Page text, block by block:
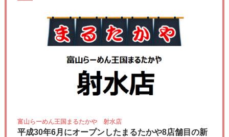
富山らーめん王国まるたかや 射水店
平成30年6月にオープンしたまるたかや8店舗目の新